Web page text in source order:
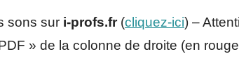
sons sur i-profs.fr(cliquez-ici) –
PDF » de la colonne de droite (en